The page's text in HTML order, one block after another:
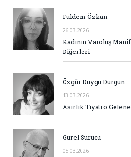
Fuldem Özkan
26.03.2026
Kadının Varoluş
Diğerleri
Özgür Duygu Durgun
13.03.2026
Asırlık Tiyatro
Gürel Sürücü
05.03.2026